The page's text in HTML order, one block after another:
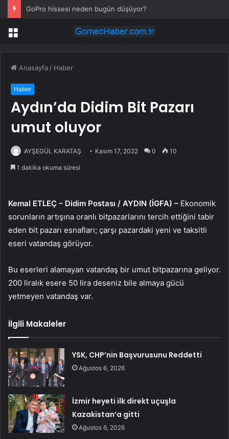
GoPro hissesi neden bugün düşüyor?
Menü
Anasayfa / Haber
Haber
Aydın’da Didim Bit Pazarı
umut oluyor
AYŞEGÜL KARATAŞ Kasım 17, 2022 0 10
1 dakika okuma süresi
Kemal ETLEÇ – Didim Postası / AYDIN (İGFA) – Ekonomik
sorunların artışına oranlı bitpazarlarını tercih ettiğini tabir
eden bit pazarı esnafları; çarşı pazardaki yeni ve taksitli
eseri vatandaş görüyor.
Bu eserleri alamayan vatandaş bir umut bitpazarına geliyor.
200 liralık esere 50 lira deseniz bile almaya gücü
yetmeyen vatandaş var.
İlgili Makaleler
YSK, CHP’nin Başvurusunu Reddetti
Ağustos 6, 2026
İzmir heyeti ilk direkt uçuşla
Kazakistan’a gitti
Ağustos 6, 2026